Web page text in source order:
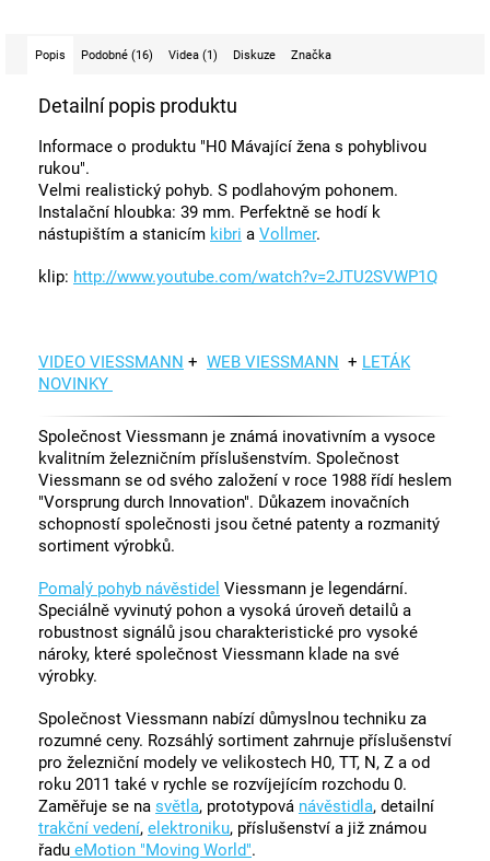
Popis Podobné (16) Videa (1) Diskuze Značka
Detailní popis produktu
Informace o produktu "H0 Mávající žena s pohyblivou
rukou".
Velmi realistický pohyb. S podlahovým pohonem.
Instalační hloubka: 39 mm. Perfektně se hodí k
nástupištím a stanicím kibri a Vollmer.
klip: http://www.youtube.com/watch?v=2JTU2SVWP1Q
VIDEO VIESSMANN + WEB VIESSMANN + LETÁK
NOVINKY
Společnost Viessmann je známá inovativním a vysoce
kvalitním železničním příslušenstvím. Společnost
Viessmann se od svého založení v roce 1988 řídí heslem
"Vorsprung durch Innovation". Důkazem inovačních
schopností společnosti jsou četné patenty a rozmanitý
sortiment výrobků.
Pomalý pohyb návěstidel Viessmann je legendární.
Speciálně vyvinutý pohon a vysoká úroveň detailů a
robustnost signálů jsou charakteristické pro vysoké
nároky, které společnost Viessmann klade na své
výrobky.
Společnost Viessmann nabízí důmyslnou techniku za
rozumné ceny. Rozsáhlý sortiment zahrnuje příslušenství
pro železniční modely ve velikostech H0, TT, N, Z a od
roku 2011 také v rychle se rozvíjejícím rozchodu 0.
Zaměřuje se na světla, prototypová návěstidla, detailní
trakční vedení, elektroniku, příslušenství a již známou
řadu eMotion "Moving World".